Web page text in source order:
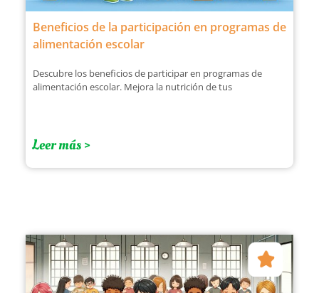
Beneficios de la participación en programas de
alimentación escolar
Descubre los beneficios de participar en programas de
alimentación escolar. Mejora la nutrición de tus
Leer más >